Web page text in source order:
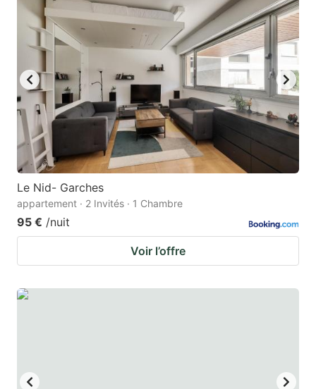
Le Nid- Garches
appartement · 2 Invités · 1 Chambre
95 € /nuit
Voir l’offre